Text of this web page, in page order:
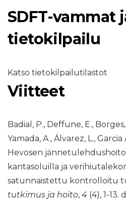
SDFT-vammat
tietokilpailu
Katso tietokilpailutilastot
Viitteet
Badial, P., Deffune, E.,
Yamada, A., Álvarez, L., Garcia
Hevosen
kantasoluilla ja
satunnaistettu kontrolloitu
tutkimus ja hoito, 4 (4), 1-13.